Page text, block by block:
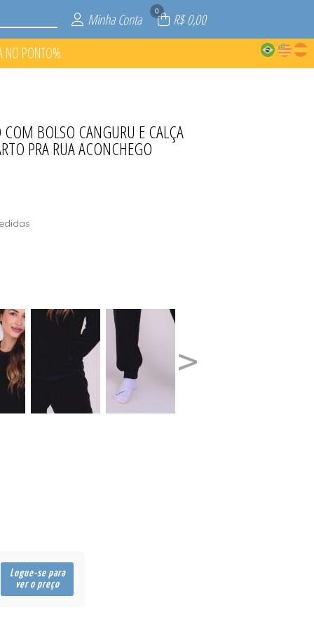
Minha Conta 0 R$ 0,00
RECICLA
NO PONTO%
PONTO%BOLSO CANGURU E CALÇA
PRA RUA ACONCHEGO
Logue-se para
ver o preço